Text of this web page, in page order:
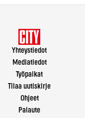
Yhteystiedot
Mediatiedot
Työpaikat
Tilaa uutiskirje
Ohjeet
Palaute